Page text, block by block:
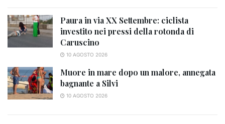
Paura in via XX Settembre: ciclista
investito nei pressi della rotonda di
Caruscino
10 AGOSTO 2026
Muore in mare dopo un malore, annegata
bagnante a Silvi
10 AGOSTO 2026